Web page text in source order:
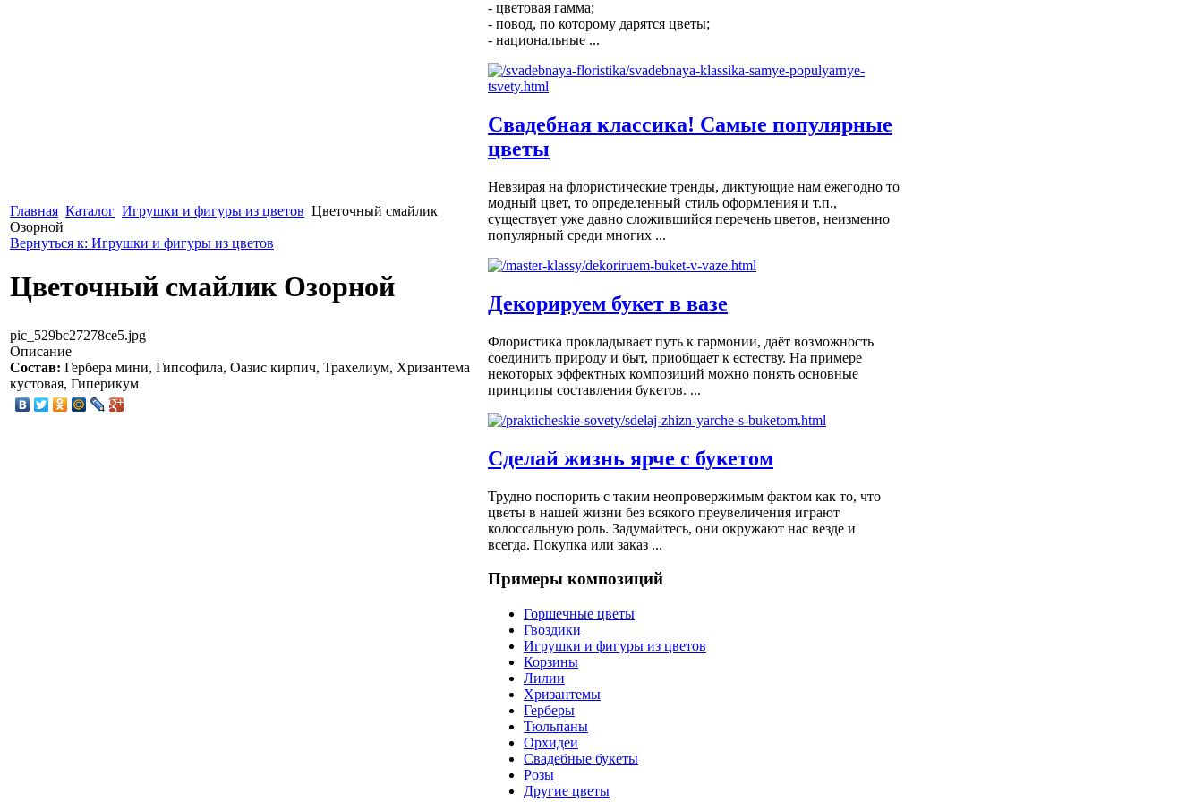
Главная Каталог Игрушки и фигуры из цветов Цветочный смайлик
Озорной
Вернуться к: Игрушки и фигуры из цветов
Цветочный смайлик Озорной
pic_529bc27278ce5.jpg
Описание
Состав: Гербера мини, Гипсофила, Оазис кирпич, Трахелиум, Хризантема
кустовая, Гиперикум
- цветовая гамма;
- повод, по которому дарятся цветы;
- национальные ...
Свадебная классика! Самые популярные
цветы
Невзирая на флористические тренды, диктующие нам ежегодно то
модный цвет, то определенный стиль оформления и т.п.,
существует уже давно сложившийся перечень цветов, неизменно
популярный среди многих ...
Декорируем букет в вазе
Флористика прокладывает путь к гармонии, даёт возможность
соединить природу и быт, приобщает к естеству. На примере
некоторых эффектных композиций можно понять основные
принципы составления букетов. ...
Сделай жизнь ярче с букетом
Трудно поспорить с таким неопровержимым фактом как то, что
цветы в нашей жизни без всякого преувеличения играют
колоссальную роль. Задумайтесь, они окружают нас везде и
всегда. Покупка или заказ ...
Примеры композиций
Горшечные цветы
Гвоздики
Игрушки и фигуры из цветов
Корзины
Лилии
Хризантемы
Герберы
Тюльпаны
Орхидеи
Свадебные букеты
Розы
Другие цветы